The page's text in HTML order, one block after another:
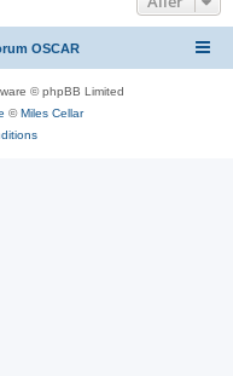
OSCAR
© phpBB Limited
©Miles Cellar